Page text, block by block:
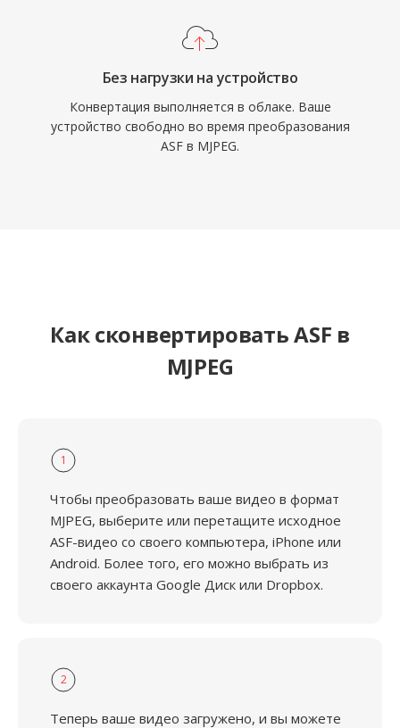
реализацию веб-систем мониторинга, а
простота кодека гарантирует надёжное
декодирование даже на встраиваемом
оборудовании с ограниченными ресурсами.
Без нагрузки на устройство
Конвертация выполняется в облаке. Ваше
устройство свободно во время преобразования
ASF в MJPEG.
Как сконвертировать ASF в
MJPEG
1
Чтобы преобразовать ваше видео в формат
MJPEG, выберите или перетащите исходное
ASF-видео со своего компьютера, iPhone или
Android. Более того, его можно выбрать из
своего аккаунта Google Диск или Dropbox.
2
Теперь ваше видео загружено, и вы можете